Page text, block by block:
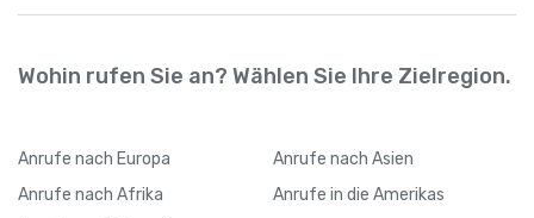
Wohin rufen Sie an? Wählen Sie Ihre Zielregion.
Anrufe nach Europa Anrufe nach Asien
Anrufe nach Afrika Anrufe in die Amerikas